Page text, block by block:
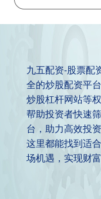
九五配资-股票配
全的炒股配资平
炒股杠杆网站等
帮助投资者快速
台，助力高效投
这里都能找到适
场机遇，实现财